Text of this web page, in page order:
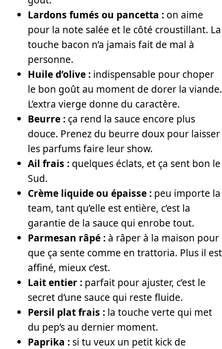
Lardons fumés ou pancetta : on aime
pour la note salée et le côté croustillant. La
touche bacon n’a jamais fait de mal à
personne.
Huile d’olive : indispensable pour choper
le bon goût au moment de dorer la viande.
L’extra vierge donne du caractère.
Beurre : ça rend la sauce encore plus
douce. Prenez du beurre doux pour laisser
les parfums faire leur show.
Ail frais : quelques éclats, et ça sent bon le
Sud.
Crème liquide ou épaisse : peu importe la
team, tant qu’elle est entière, c’est la
garantie de la sauce qui enrobe tout.
Parmesan râpé : à râper à la maison pour
que ça sente comme en trattoria. Plus il est
affiné, mieux c’est.
Lait entier : parfait pour ajuster, c’est le
secret d’une sauce qui reste fluide.
Persil plat frais : la touche verte qui met
du pep’s au dernier moment.
Paprika : si tu veux un petit kick de